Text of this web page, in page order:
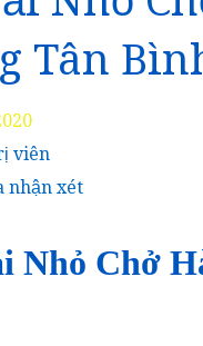
Tân
viên
nhận xét
Nhỏ Chở